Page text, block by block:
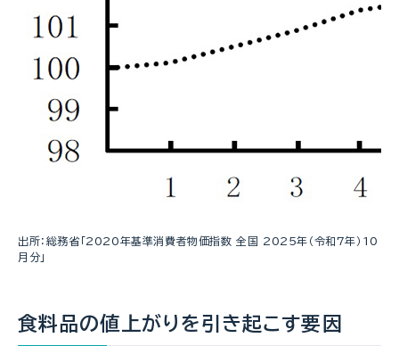
出所：総務省「2020年基準消費者物価指数 全国 2025年（令和7年）10
月分」
食料品の値上がりを引き起こす要因